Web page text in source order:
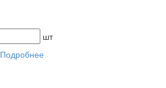
шт
Подробнее